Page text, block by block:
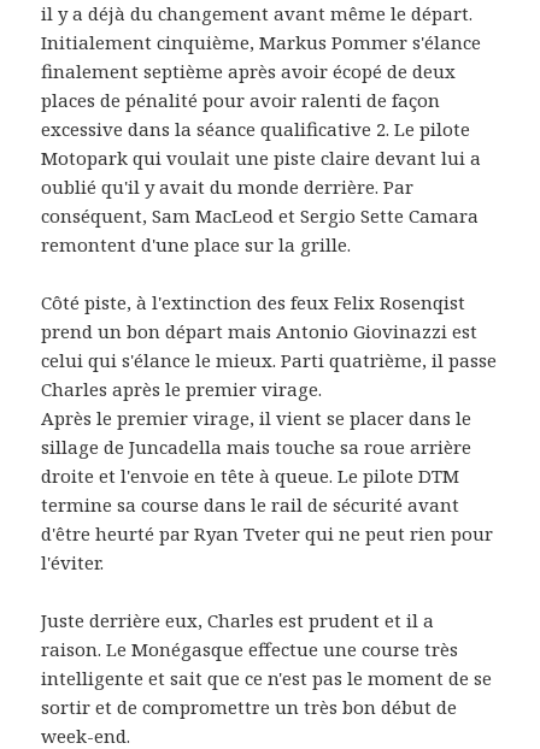
il y a déjà du changement avant même le départ.
Initialement cinquième, Markus Pommer s'élance
finalement septième après avoir écopé de deux
places de pénalité pour avoir ralenti de façon
excessive dans la séance qualificative 2. Le pilote
Motopark qui voulait une piste claire devant lui a
oublié qu'il y avait du monde derrière. Par
conséquent, Sam MacLeod et Sergio Sette Camara
remontent d'une place sur la grille.
Côté piste, à l'extinction des feux Felix Rosenqist
prend un bon départ mais Antonio Giovinazzi est
celui qui s'élance le mieux. Parti quatrième, il passe
Charles après le premier virage.
Après le premier virage, il vient se placer dans le
sillage de Juncadella mais touche sa roue arrière
droite et l'envoie en tête à queue. Le pilote DTM
termine sa course dans le rail de sécurité avant
d'être heurté par Ryan Tveter qui ne peut rien pour
l'éviter.
Juste derrière eux, Charles est prudent et il a
raison. Le Monégasque effectue une course très
intelligente et sait que ce n'est pas le moment de se
sortir et de compromettre un très bon début de
week-end.